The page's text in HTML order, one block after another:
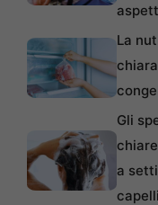
La
Gli
a
capelli